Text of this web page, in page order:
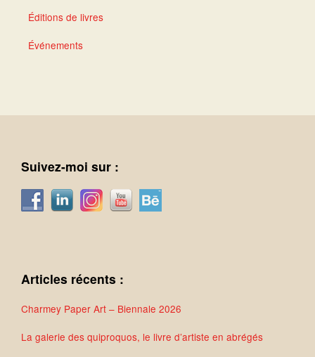
Éditions de livres
Événements
Suivez-moi sur :
Articles récents :
Charmey Paper Art – Biennale 2026
La galerie des quiproquos, le livre d’artiste en abrégés